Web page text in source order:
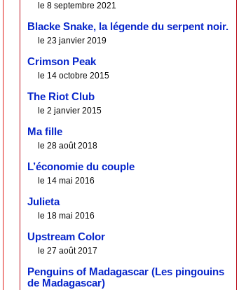
le 8 septembre 2021
Blacke Snake, la légende du serpent noir.
le 23 janvier 2019
Crimson Peak
le 14 octobre 2015
The Riot Club
le 2 janvier 2015
Ma fille
le 28 août 2018
L’économie du couple
le 14 mai 2016
Julieta
le 18 mai 2016
Upstream Color
le 27 août 2017
Penguins of Madagascar (Les pingouins
de Madagascar)